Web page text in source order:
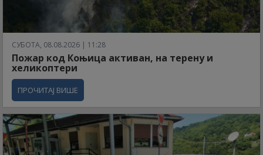
СУБОТА, 08.08.2026 | 11:28
Пожар код Коњица активан, на терену и
хеликоптери
ПРОЧИТАЈ ВИШЕ